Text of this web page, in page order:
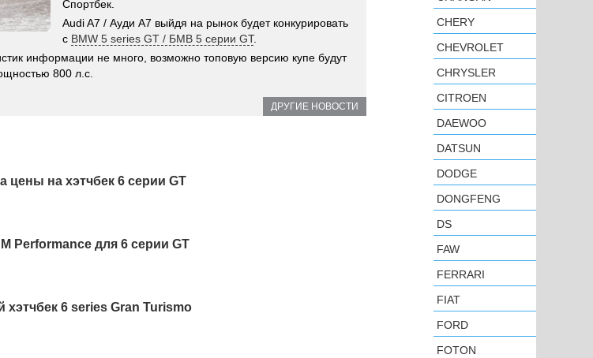
Спортбек.
Audi A7 / Ауди А7 выйдя на рынок будет конкурировать
с BMW 5 series GT / БМВ 5 серии GT.
информации не много, возможно топовую версию купе будут
800 л.с.
ДРУГИЕ НОВОСТИ
цены на хэтчбек 6 серии GT
Performance для 6 серии GT
хэтчбек 6 series Gran Turismo
CHERY
CHEVROLET
CHRYSLER
CITROEN
DAEWOO
DATSUN
DODGE
DONGFENG
DS
FAW
FERRARI
FIAT
FORD
FOTON